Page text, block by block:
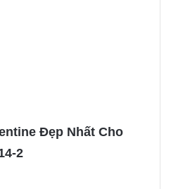
Đẹp Nhất Cho
2